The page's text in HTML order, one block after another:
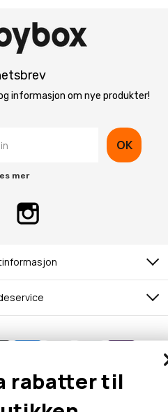
informasjon om nye produkter!
OK
mer
rabatter til